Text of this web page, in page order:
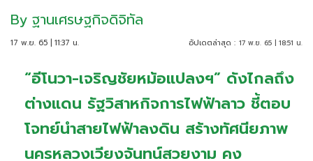
By ฐานเศรษฐกิจดิจิทัล
17 พ.ย. 65 | 11:37 น. อัปเดตล่าสุด : 17 พ.ย. 65 | 18:51 น.
“อีโนวา-เจริญชัยหม้อแปลงฯ” ดังไกลถึง
ต่างแดน รัฐวิสาหกิจการไฟฟ้าลาว ชี้ตอบ
โจทย์นำสายไฟฟ้าลงดิน สร้างทัศนียภาพ
นครหลวงเวียงจันทน์สวยงาม คง